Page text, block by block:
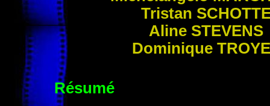
Tristan
Aline STEVENS
Dominique
Résumé